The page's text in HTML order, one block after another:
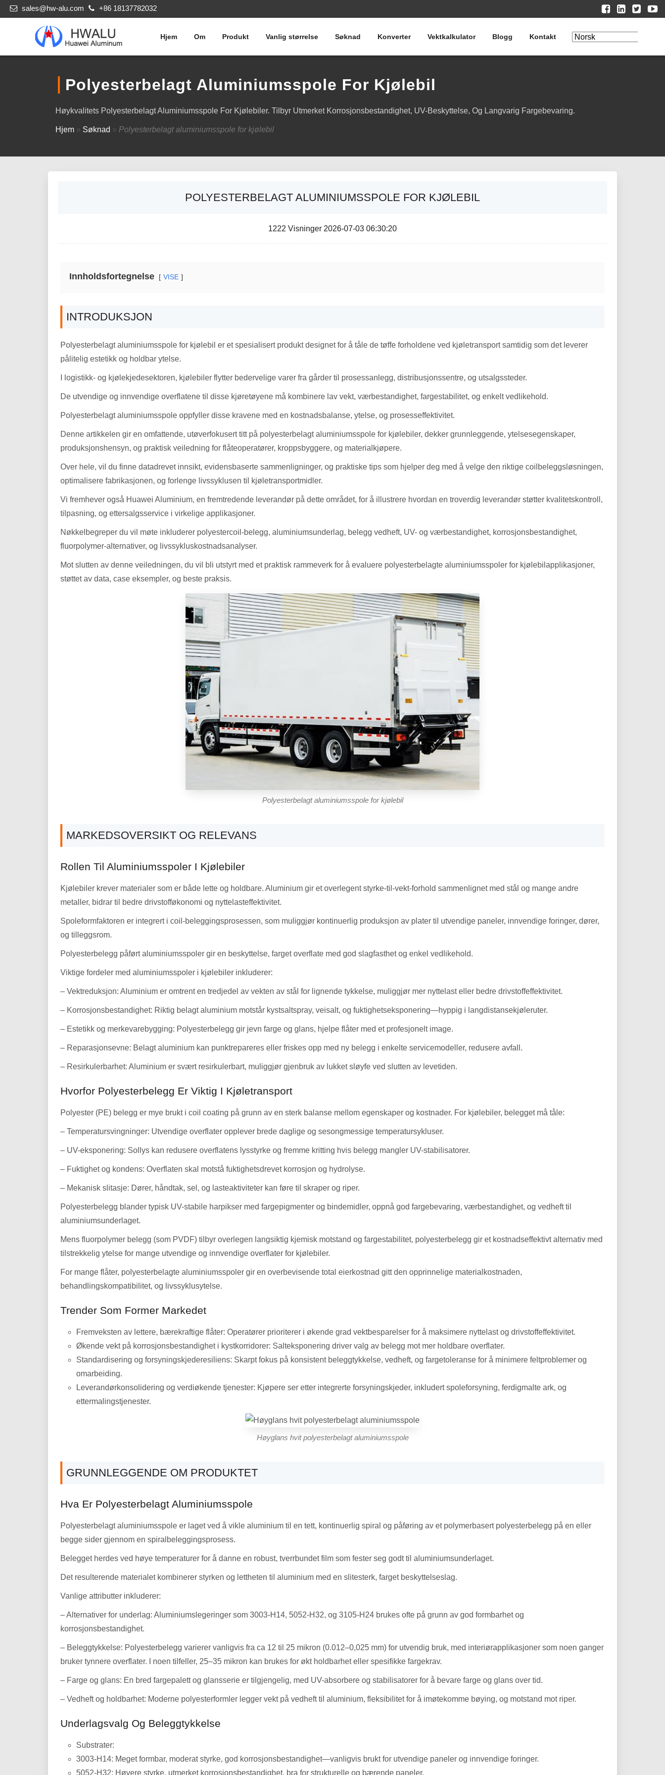
sales@hw-alu.com +86 18137782032
Hjem Om Produkt Vanlig størrelse Søknad Konverter Vektkalkulator Blogg Kontakt
Polyesterbelagt Aluminiumsspole For Kjølebil
Høykvalitets Polyesterbelagt Aluminiumsspole For Kjølebiler. Tilbyr Utmerket Korrosjonsbestandighet, UV-Beskyttelse, Og Langvarig Fargebevaring.
Hjem » Søknad » Polyesterbelagt aluminiumsspole for kjølebil
POLYESTERBELAGT ALUMINIUMSSPOLE FOR KJØLEBIL
1222 Visninger 2026-07-03 06:30:20
Innholdsfortegnelse VISE
INTRODUKSJON
Polyesterbelagt aluminiumsspole for kjølebil er et spesialisert produkt designet for å tåle de tøffe forholdene ved kjøletransport samtidig som det leverer
pålitelig estetikk og holdbar ytelse.
I logistikk- og kjølekjedesektoren, kjølebiler flytter bedervelige varer fra gårder til prosessanlegg, distribusjonssentre, og utsalgssteder.
De utvendige og innvendige overflatene til disse kjøretøyene må kombinere lav vekt, værbestandighet, fargestabilitet, og enkelt vedlikehold.
Polyesterbelagt aluminiumsspole oppfyller disse kravene med en kostnadsbalanse, ytelse, og prosesseffektivitet.
Denne artikkelen gir en omfattende, utøverfokusert titt på polyesterbelagt aluminiumsspole for kjølebiler, dekker grunnleggende, ytelsesegenskaper,
produksjonshensyn, og praktisk veiledning for flåteoperatører, kroppsbyggere, og materialkjøpere.
Over hele, vil du finne datadrevet innsikt, evidensbaserte sammenligninger, og praktiske tips som hjelper deg med å velge den riktige coilbeleggsløsningen,
optimalisere fabrikasjonen, og forlenge livssyklusen til kjøletransportmidler.
Vi fremhever også Huawei Aluminium, en fremtredende leverandør på dette området, for å illustrere hvordan en troverdig leverandør støtter kvalitetskontroll,
tilpasning, og ettersalgsservice i virkelige applikasjoner.
Nøkkelbegreper du vil møte inkluderer polyestercoil-belegg, aluminiumsunderlag, belegg vedheft, UV- og værbestandighet, korrosjonsbestandighet,
fluorpolymer-alternativer, og livssykluskostnadsanalyser.
Mot slutten av denne veiledningen, du vil bli utstyrt med et praktisk rammeverk for å evaluere polyesterbelagte aluminiumsspoler for kjølebilapplikasjoner,
støttet av data, case eksempler, og beste praksis.
Polyesterbelagt aluminiumsspole for kjølebil
MARKEDSOVERSIKT OG RELEVANS
Rollen Til Aluminiumsspoler I Kjølebiler
Kjølebiler krever materialer som er både lette og holdbare. Aluminium gir et overlegent styrke-til-vekt-forhold sammenlignet med stål og mange andre
metaller, bidrar til bedre drivstofføkonomi og nyttelasteffektivitet.
Spoleformfaktoren er integrert i coil-beleggingsprosessen, som muliggjør kontinuerlig produksjon av plater til utvendige paneler, innvendige foringer, dører,
og tilleggsrom.
Polyesterbelegg påført aluminiumsspoler gir en beskyttelse, farget overflate med god slagfasthet og enkel vedlikehold.
Viktige fordeler med aluminiumsspoler i kjølebiler inkluderer:
– Vektreduksjon: Aluminium er omtrent en tredjedel av vekten av stål for lignende tykkelse, muliggjør mer nyttelast eller bedre drivstoffeffektivitet.
– Korrosjonsbestandighet: Riktig belagt aluminium motstår kystsaltspray, veisalt, og fuktighetseksponering—hyppig i langdistansekjøleruter.
– Estetikk og merkevarebygging: Polyesterbelegg gir jevn farge og glans, hjelpe flåter med et profesjonelt image.
– Reparasjonsevne: Belagt aluminium kan punktrepareres eller friskes opp med ny belegg i enkelte servicemodeller, redusere avfall.
– Resirkulerbarhet: Aluminium er svært resirkulerbart, muliggjør gjenbruk av lukket sløyfe ved slutten av levetiden.
Hvorfor Polyesterbelegg Er Viktig I Kjøletransport
Polyester (PE) belegg er mye brukt i coil coating på grunn av en sterk balanse mellom egenskaper og kostnader. For kjølebiler, belegget må tåle:
– Temperatursvingninger: Utvendige overflater opplever brede daglige og sesongmessige temperatursykluser.
– UV-eksponering: Sollys kan redusere overflatens lysstyrke og fremme kritting hvis belegg mangler UV-stabilisatorer.
– Fuktighet og kondens: Overflaten skal motstå fuktighetsdrevet korrosjon og hydrolyse.
– Mekanisk slitasje: Dører, håndtak, sel, og lasteaktiviteter kan føre til skraper og riper.
Polyesterbelegg blander typisk UV-stabile harpikser med fargepigmenter og bindemidler, oppnå god fargebevaring, værbestandighet, og vedheft til
aluminiumsunderlaget.
Mens fluorpolymer belegg (som PVDF) tilbyr overlegen langsiktig kjemisk motstand og fargestabilitet, polyesterbelegg gir et kostnadseffektivt alternativ med
tilstrekkelig ytelse for mange utvendige og innvendige overflater for kjølebiler.
For mange flåter, polyesterbelagte aluminiumsspoler gir en overbevisende total eierkostnad gitt den opprinnelige materialkostnaden,
behandlingskompatibilitet, og livssyklusytelse.
Trender Som Former Markedet
Fremveksten av lettere, bærekraftige flåter: Operatører prioriterer i økende grad vektbesparelser for å maksimere nyttelast og drivstoffeffektivitet.
Økende vekt på korrosjonsbestandighet i kystkorridorer: Salteksponering driver valg av belegg mot mer holdbare overflater.
Standardisering og forsyningskjederesiliens: Skarpt fokus på konsistent beleggtykkelse, vedheft, og fargetoleranse for å minimere feltproblemer og
omarbeiding.
Leverandørkonsolidering og verdiøkende tjenester: Kjøpere ser etter integrerte forsyningskjeder, inkludert spoleforsyning, ferdigmalte ark, og
ettermalingstjenester.
Høyglans hvit polyesterbelagt aluminiumsspole
GRUNNLEGGENDE OM PRODUKTET
Hva Er Polyesterbelagt Aluminiumsspole
Polyesterbelagt aluminiumsspole er laget ved å vikle aluminium til en tett, kontinuerlig spiral og påføring av et polymerbasert polyesterbelegg på en eller
begge sider gjennom en spiralbeleggingsprosess.
Belegget herdes ved høye temperaturer for å danne en robust, tverrbundet film som fester seg godt til aluminiumsunderlaget.
Det resulterende materialet kombinerer styrken og lettheten til aluminium med en slitesterk, farget beskyttelseslag.
Vanlige attributter inkluderer:
– Alternativer for underlag: Aluminiumslegeringer som 3003-H14, 5052-H32, og 3105-H24 brukes ofte på grunn av god formbarhet og
korrosjonsbestandighet.
– Beleggtykkelse: Polyesterbelegg varierer vanligvis fra ca 12 til 25 mikron (0.012–0,025 mm) for utvendig bruk, med interiørapplikasjoner som noen ganger
bruker tynnere overflater. I noen tilfeller, 25–35 mikron kan brukes for økt holdbarhet eller spesifikke fargekrav.
– Farge og glans: En bred fargepalett og glansserie er tilgjengelig, med UV-absorbere og stabilisatorer for å bevare farge og glans over tid.
– Vedheft og holdbarhet: Moderne polyesterformler legger vekt på vedheft til aluminium, fleksibilitet for å imøtekomme bøying, og motstand mot riper.
Underlagsvalg Og Beleggtykkelse
Substrater:
3003-H14: Meget formbar, moderat styrke, god korrosjonsbestandighet—vanligvis brukt for utvendige paneler og innvendige foringer.
5052-H32: Høyere styrke, utmerket korrosjonsbestandighet, bra for strukturelle og bærende paneler.